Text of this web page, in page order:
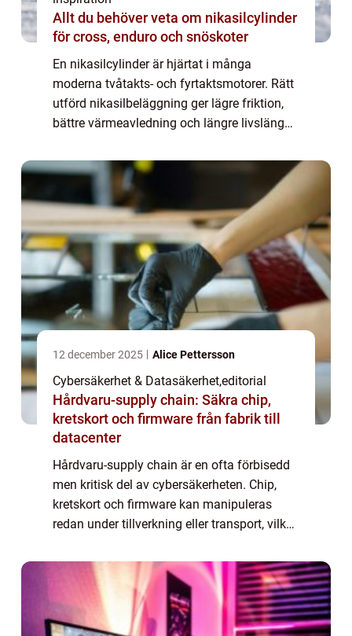
Allt du behöver veta om nikasilcylinder
för cross, enduro och snöskoter
En nikasilcylinder är hjärtat i många
moderna tvåtakts- och fyrtaktsmotorer. Rätt
utförd nikasilbeläggning ger lägre friktion,
bättre värmeavledning och längre livslängd,
12 december 2025 Alice Pettersson
Cybersäkerhet & Datasäkerhet,editorial
Hårdvaru-supply chain: Säkra chip,
kretskort och firmware från fabrik till
datacenter
Hårdvaru-supply chain är en ofta förbisedd
men kritisk del av cybersäkerheten. Chip,
kretskort och firmware kan manipuleras
redan under tillverkning eller transport, vilket